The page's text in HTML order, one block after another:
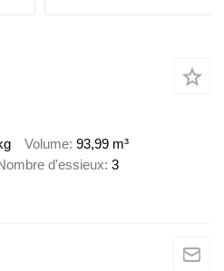
Volume 93,99 m³
d'essieux 3